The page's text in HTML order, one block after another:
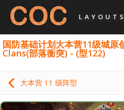
LAYOUTS
国防基础计划大本营11级城
Clans(部落衝突) - (型122)
大本营 11 级阵型